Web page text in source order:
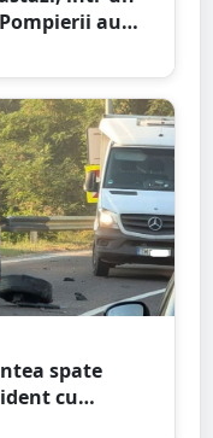
au
spate
cu
Mare